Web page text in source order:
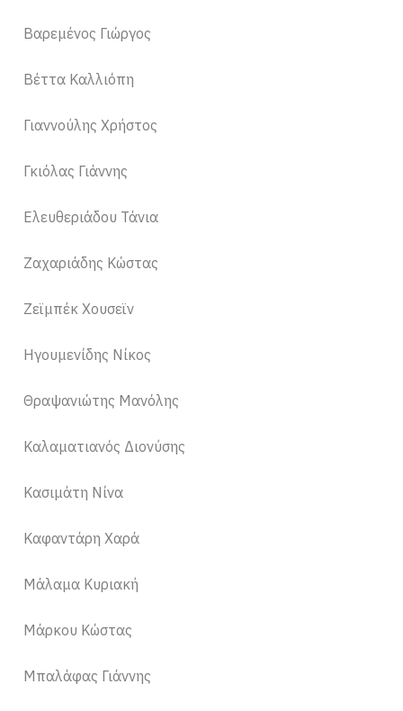
Βαρεμένος Γιώργος
Βέττα Καλλιόπη
Γιαννούλης Χρήστος
Γκιόλας Γιάννης
Ελευθεριάδου Τάνια
Ζαχαριάδης Κώστας
Ζεϊμπέκ Χουσεϊν
Ηγουμενίδης Νίκος
Θραψανιώτης Μανόλης
Καλαματιανός Διονύσης
Κασιμάτη Νίνα
Καφαντάρη Χαρά
Μάλαμα Κυριακή
Μάρκου Κώστας
Μπαλάφας Γιάννης